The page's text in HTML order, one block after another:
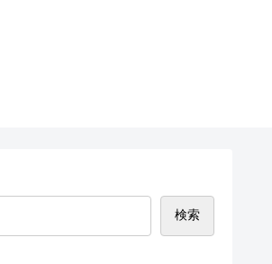
検索